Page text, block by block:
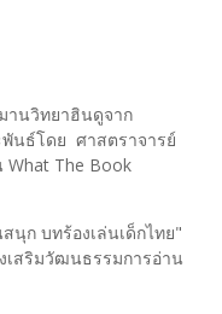
านวิทยาฮินดูจาก
นธ์โดย ศาสตราจารย์
The Book
นุก บทร้องเล่นเด็กไทย"
สริมวัฒนธรรมการอ่าน